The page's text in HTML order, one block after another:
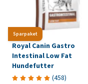
Sparpaket
Royal Canin Gastro
Intestinal Low Fat
Hundefutter
(458)